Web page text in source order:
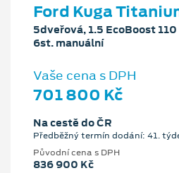
Ford Kuga
5dveřová, 1.5 EcoBoost
6st. manuální
Vaše cena s DPH
701 800 Kč
Na cestě do ČR
Předběžný termín dodání: 41.
Původní cena s DPH
836 900 Kč